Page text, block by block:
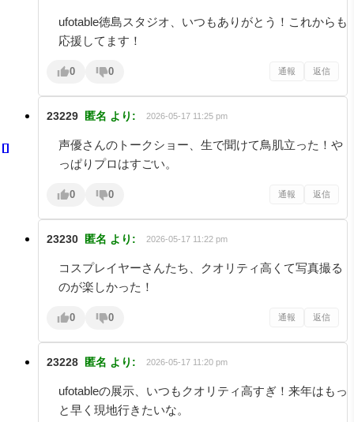
ufotable徳島スタジオ、いつもありがとう！これからも
応援してます！
0 0 通報 返信
23229 匿名 より: 2026-05-17 11:25 pm
声優さんのトークショー、生で聞けて鳥肌立った！や
っぱりプロはすごい。
0 0 通報 返信
23230 匿名 より: 2026-05-17 11:22 pm
コスプレイヤーさんたち、クオリティ高くて写真撮る
のが楽しかった！
0 0 通報 返信
23228 匿名 より: 2026-05-17 11:20 pm
ufotableの展示、いつもクオリティ高すぎ！来年はもっ
と早く現地行きたいな。